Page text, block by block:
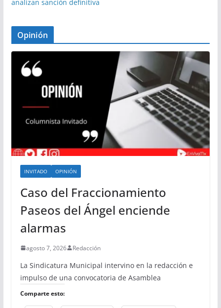
analizan sanción definitiva
Opinión
INVITADO OPINIÓN
Caso del Fraccionamiento
Paseos del Ángel enciende
alarmas
agosto 7, 2026 Redacción
La Sindicatura Municipal intervino en la redacción e
impulso de una convocatoria de Asamblea
Comparte esto: